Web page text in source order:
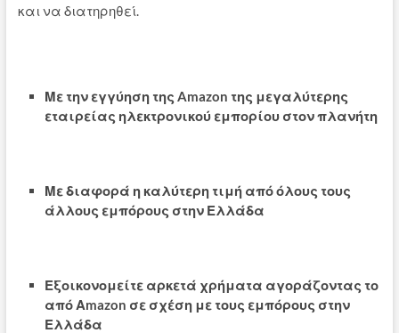
και να διατηρηθεί.
Με την εγγύηση της Amazon της μεγαλύτερης
εταιρείας ηλεκτρονικού εμπορίου στον πλανήτη
Με διαφορά η καλύτερη τιμή από όλους τους
άλλους εμπόρους στην Ελλάδα
Εξοικονομείτε αρκετά χρήματα αγοράζοντας το
από Αmazon σε σχέση με τους εμπόρους στην
Ελλάδα